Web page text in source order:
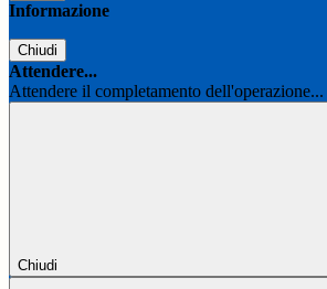
Informazione
Chiudi
Attendere...
Attendere il completamento dell'operazione...
Chiudi